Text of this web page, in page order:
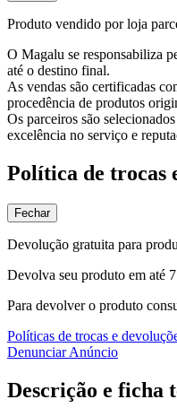
Produto vendido por loja
O Magalu se responsabiliza
até o destino final.
As vendas são certificadas
procedência de produtos
Os parceiros são
excelência no serviço e
Política de trocas
Fechar
Devolução gratuita para
Devolva seu produto em até
Para devolver o produto
Políticas de trocas e
Denunciar Anúncio
Descrição e ficha